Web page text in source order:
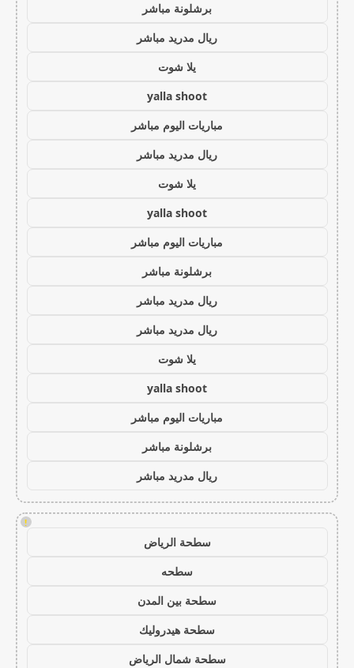
برشلونة مباشر
ريال مدريد مباشر
يلا شوت
yalla shoot
مباريات اليوم مباشر
ريال مدريد مباشر
يلا شوت
yalla shoot
مباريات اليوم مباشر
برشلونة مباشر
ريال مدريد مباشر
ريال مدريد مباشر
يلا شوت
yalla shoot
مباريات اليوم مباشر
برشلونة مباشر
ريال مدريد مباشر
!
سطحة الرياض
سطحه
سطحة بين المدن
سطحة هيدروليك
سطحة شمال الرياض